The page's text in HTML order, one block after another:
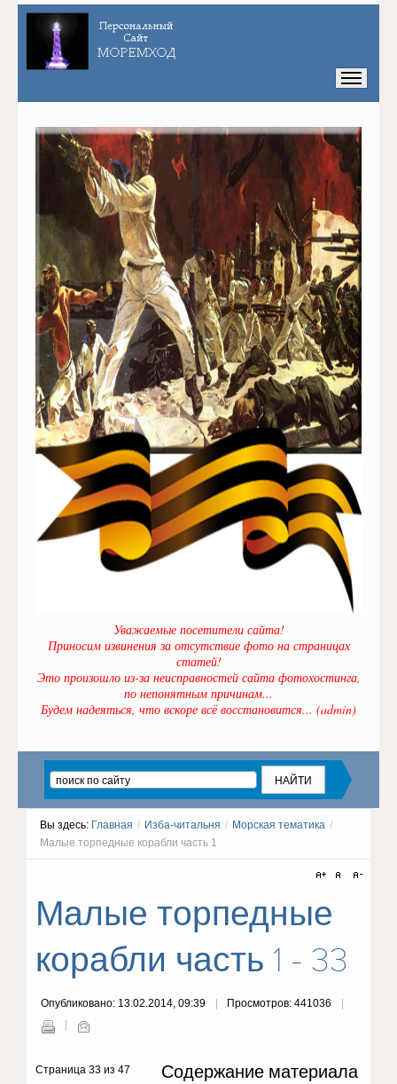
Уважаемые посетители сайта!
Приносим извинения за отсутствие фото на страницах
статей!
Это произошло из-за неисправностей сайта фотохостинга,
по непонятным причинам...
Будем надеяться, что вскоре всё восстановится... (admin)
Вы здесь: Главная / Изба-читальня / Морская тематика /
Малые торпедные корабли часть 1
Малые торпедные
корабли часть 1 - 33
Опубликовано: 13.02.2014, 09:39 Просмотров: 441036
Содержание материала
Страница 33 из 47